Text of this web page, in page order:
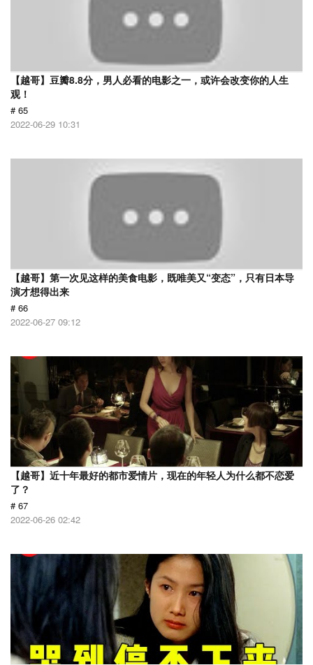
【越哥】豆瓣8.8分，男人必看的电影之一，或许会改变你的人生
观！
# 65
2022-06-29 10:31
【越哥】第一次见这样的美食电影，既唯美又“变态”，只有日本导
演才想得出来
# 66
2022-06-27 09:12
【越哥】近十年最好的都市爱情片，现在的年轻人为什么都不恋爱
了？
# 67
2022-06-26 02:42